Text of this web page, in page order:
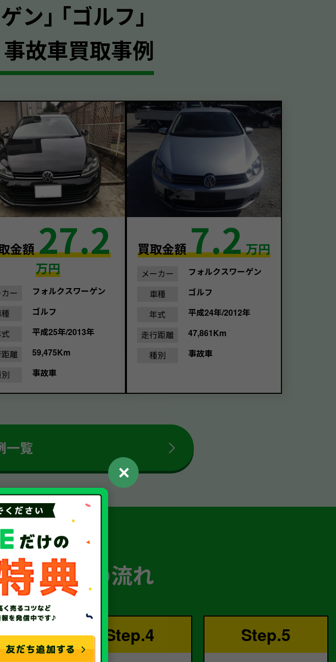
ン｣ ｢ゴルフ｣
故車買取事例
金額27.2
万円
ー
フォルクスワーゲン
ゴルフ
平成25年/2013年
離
59,475Km
事故車
買取金額7.2 万円
メーカー
フォルクスワーゲン
車種
ゴルフ
年式
平成24年/2012年
走行距離
47,861Km
種別
事故車
一覧
ップ！
車買取の流れ
Step.4 Step.5
✕